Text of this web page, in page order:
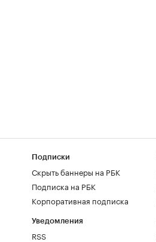
Подписки
Скрыть баннеры на РБК
Подписка на РБК
Корпоративная подписка
Уведомления
RSS